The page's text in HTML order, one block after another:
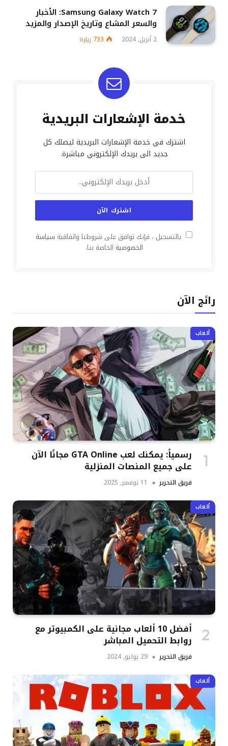
Samsung Galaxy Watch 7: الأخبار
والسعر المشاع وتاريخ الإصدار والمزيد
2 أبريل, 2024 733 زيارة
خدمة الإشعارات البريدية
اشترك في خدمة الإشعارات البريدية ليصلك كل
جديد الى بريدك الإلكتروني مباشرة.
بالتسجيل ، فإنك توافق على شروطنا واتفاقية سياسة
الخصوصية الخاصة بنا.
رائج الآن
ألعاب
رسمياً: يمكنك لعب GTA Online مجانًا الآن
على جميع المنصات المنزلية
فريق التحرير 11 نوفمبر, 2025
ألعاب
أفضل 10 ألعاب مجانية على الكمبيوتر مع
روابط التحميل المباشر
فريق التحرير 29 يوليو, 2024
ألعاب